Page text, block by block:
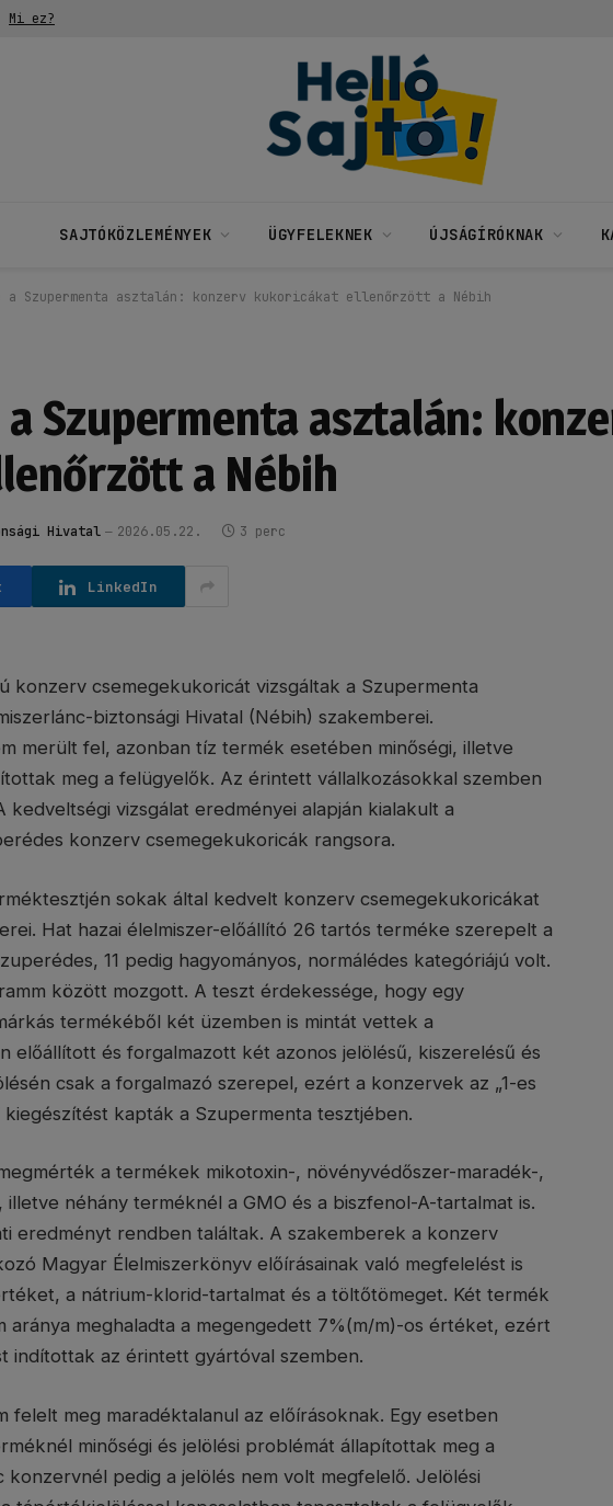
Mi ez?
SAJTÓKÖZLEMÉNYEK ÜGYFELEKNEK ÚJSÁGÍRÓKNAK
a Szupermenta asztalán: konzerv kukoricákat ellenőrzött a Nébih
Szupermenta asztalán:
a Nébih
Hivatal 2026.05.22. 3 perc
LinkedIn
konzerv csemegekukoricát vizsgáltak a Szupermenta
biztonsági Hivatal (Nébih) szakemberei.
merült fel, azonban tíz termék esetében minőségi, illetve
meg a felügyelők. Az érintett vállalkozásokkal szemben
kedveltségi vizsgálat eredményei alapján kialakult a
konzerv csemegekukoricák rangsora.
sokak által kedvelt konzerv csemegekukoricákat
Hat hazai élelmiszer-előállító 26 tartós terméke szerepelt a
11 pedig hagyományos, normálédes kategóriájú volt.
között mozgott. A teszt érdekessége, hogy egy
termékéből két üzemben is mintát vettek a
előállított és forgalmazott két azonos jelölésű, kiszerelésű és
csak a forgalmazó szerepel, ezért a konzervek az „1-es
kiegészítést kapták a Szupermenta tesztjében.
a termékek mikotoxin-, növényvédőszer-maradék-,
néhány terméknél a GMO és a biszfenol-A-tartalmat is.
eredményt rendben találtak. A szakemberek a konzerv
Magyar Élelmiszerkönyv előírásainak való megfelelést is
a nátrium-klorid-tartalmat és a töltőtömeget. Két termék
aránya meghaladta a megengedett 7%(m/m)-os értéket, ezért
indítottak az érintett gyártóval szemben.
felelt meg maradéktalanul az előírásoknak. Egy esetben
minőségi és jelölési problémát állapítottak meg a
pedig a jelölés nem volt megfelelő. Jelölési